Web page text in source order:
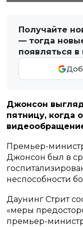
Получайте
— тогда
появляться
Джонсон
пятницу, когда
Премьер-
Джонсон был в
неспособности
Даунинг Стрит
«меры
премьер-